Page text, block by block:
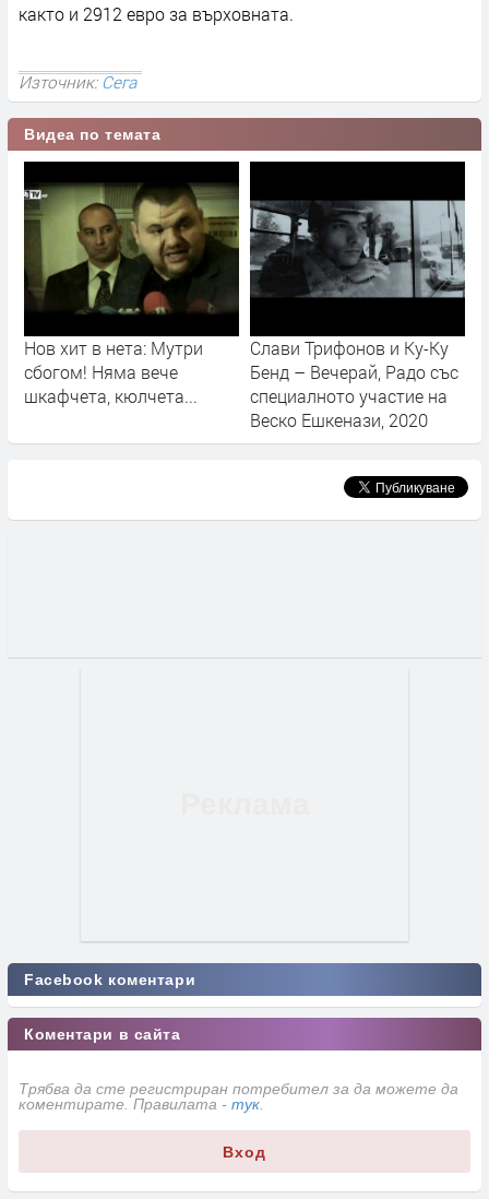
както и 2912 евро за върховната.
Източник:Сега
Видеа по темата
Нов хит в нета: Мутри
сбогом! Няма вече
шкафчета, кюлчета...
Слави Трифонов и Ку-Ку
Бенд – Вечерай, Радо със
специалното участие на
Веско Ешкенази, 2020
Facebook коментари
Коментари в сайта
Трябва да сте регистриран потребител за да можете да
коментирате. Правилата - тук
Вход